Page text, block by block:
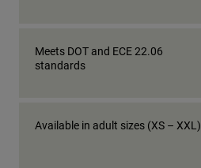
Meets DOT and ECE 22.06
standards
Available in adult sizes (XS – XXL)